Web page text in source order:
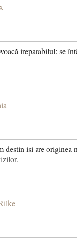
ireparabilul: se
destin isi are originea